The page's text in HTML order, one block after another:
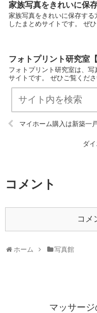
家族写真をきれいに保
家族写真をきれいに保存す
したまとめサイトです。 ぜ
フォトプリント研究室【
フォトプリント研究室は、
サイトです。 ぜひご覧くだ
マイホーム購入は新築一
ダ
コメント
コメ
ホーム 写真館
マッサー